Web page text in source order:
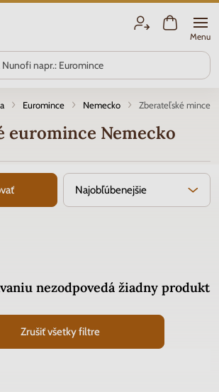
Menu
Euromince Nemecko Zberateľské mince
euromince Nemecko
Najobľúbenejšie
nezodpovedá žiadny produkt
Zrušiť všetky filtre